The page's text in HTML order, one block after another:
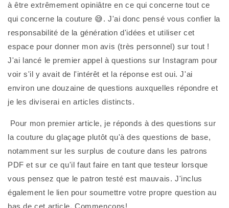
à être extrêmement opiniâtre en ce qui concerne tout ce
qui concerne la couture 😅. J'ai donc pensé vous confier la
responsabilité de la génération d'idées et utiliser cet
espace pour donner mon avis (très personnel) sur tout !
J'ai lancé le premier appel à questions sur Instagram pour
voir s'il y avait de l'intérêt et la réponse est oui. J'ai
environ une douzaine de questions auxquelles répondre et
je les diviserai en articles distincts.
la couture du glaçage plutôt qu'à des questions de base,
notamment sur les surplus de couture dans les patrons
PDF et sur ce qu'il faut faire en tant que testeur lorsque
vous pensez que le patron testé est mauvais. J'inclus
également le lien pour soumettre votre propre question au
bas de cet article. Commençons!